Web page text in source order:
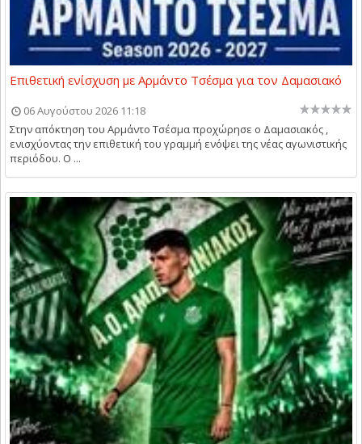
Επιθετική ενίσχυση με Αρμάντο Τσέσμα για τον Δαμασιακό
06 Αυγούστου 2026 11:18
Στην απόκτηση του Αρμάντο Τσέσμα προχώρησε ο Δαμασιακός ,
ενισχύοντας την επιθετική του γραμμή ενόψει της νέας αγωνιστικής
περιόδου. Ο ...